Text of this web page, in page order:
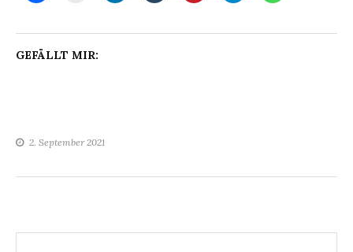
GEFÄLLT MIR:
2. September 2021